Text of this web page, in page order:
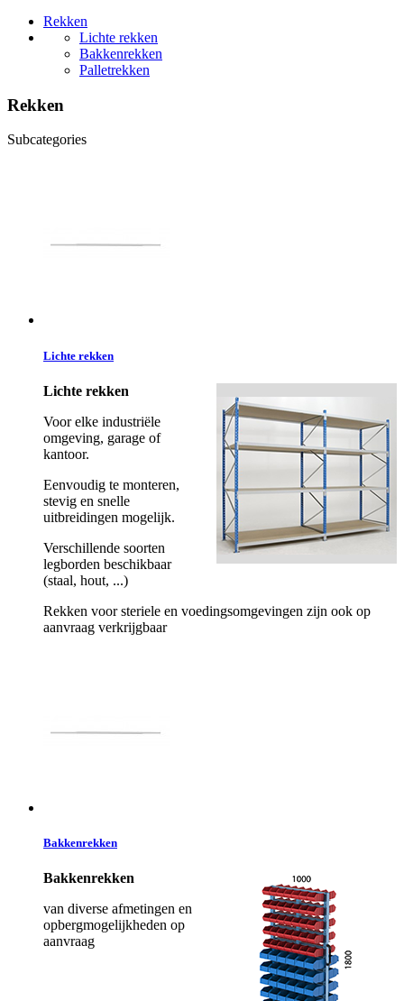
Rekken
Lichte rekken
Bakkenrekken
Palletrekken
Rekken
Subcategories
Lichte rekken
Lichte rekken
Voor elke industriële
omgeving, garage of
kantoor.
Eenvoudig te monteren,
stevig en snelle
uitbreidingen mogelijk.
Verschillende soorten
legborden beschikbaar
(staal, hout, ...)
Rekken voor steriele en voedingsomgevingen zijn ook op
aanvraag verkrijgbaar
Bakkenrekken
Bakkenrekken
van diverse afmetingen en
opbergmogelijkheden op
aanvraag